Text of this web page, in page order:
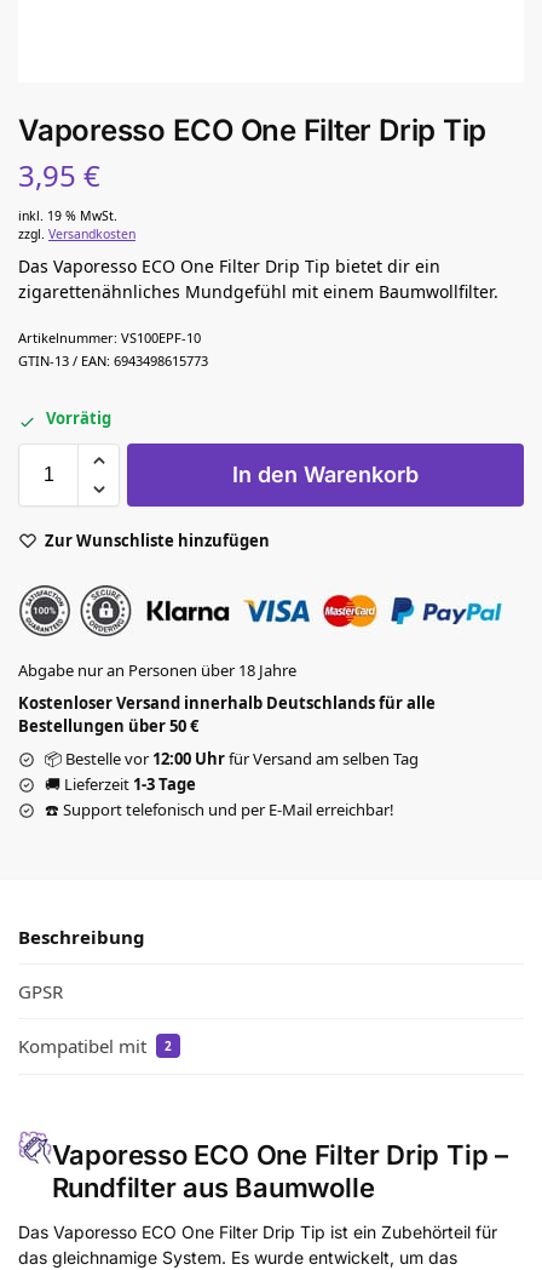
Vaporesso ECO One Filter Drip Tip
3,95 €
inkl. 19 % MwSt.
zzgl. Versandkosten
Das Vaporesso ECO One Filter Drip Tip bietet dir ein
zigarettenähnliches Mundgefühl mit einem Baumwollfilter.
Artikelnummer: VS100EPF-10
GTIN-13 / EAN: 6943498615773
Vorrätig
In den Warenkorb
Zur Wunschliste hinzufügen
Abgabe nur an Personen über 18 Jahre
Kostenloser Versand innerhalb Deutschlands für alle
Bestellungen über 50 €
📦 Bestelle vor12:00 Uhrfür Versand am selben Tag
🚚 Lieferzeit 1-3 Tage
☎️ Support telefonisch und per E-Mail erreichbar!
Beschreibung
GPSR
Kompatibel mit 2
Vaporesso ECO One Filter Drip Tip –
Rundfilter aus Baumwolle
Das Vaporesso ECO One Filter Drip Tip ist ein Zubehörteil für
das gleichnamige System. Es wurde entwickelt, um das